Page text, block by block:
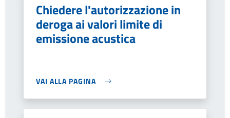
Chiedere l'autorizzazione in
deroga ai valori limite di
emissione acustica
VAI ALLA PAGINA